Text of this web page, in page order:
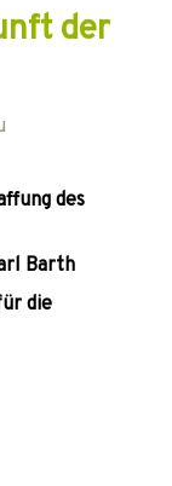
der
des
Barth
die